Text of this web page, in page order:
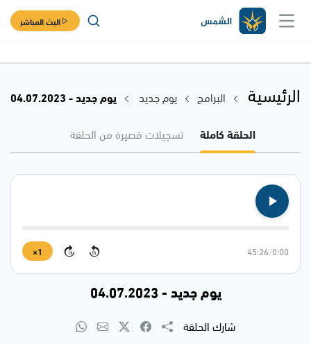
البث المباشر
الرئيسية البرامج يوم جديد
يوم جديد - 04.07.2023
الحلقة كاملة
تسجيلات قصيرة من الحلقة
0:00
/
45:26
15
15
1×
يوم جديد - 04.07.2023
شارك الحلقة